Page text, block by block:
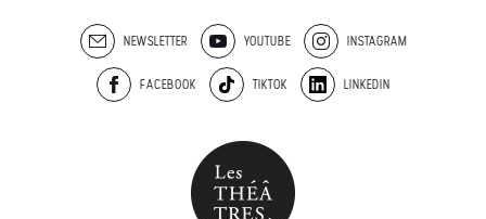
NEWSLETTER YOUTUBE INSTAGRAM
FACEBOOK TIKTOK LINKEDIN